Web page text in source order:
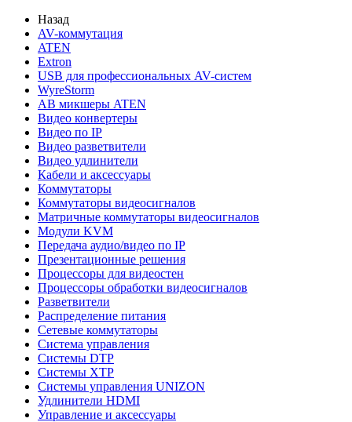
Назад
AV-коммутация
ATEN
Extron
USB для профессиональных AV-систем
WyreStorm
АВ микшеры ATEN
Видео конвертеры
Видео по IP
Видео разветвители
Видео удлинители
Кабели и аксессуары
Коммутаторы
Коммутаторы видеосигналов
Матричные коммутаторы видеосигналов
Модули KVM
Передача аудио/видео по IP
Презентационные решения
Процессоры для видеостен
Процессоры обработки видеосигналов
Разветвители
Распределение питания
Сетевые коммутаторы
Система управления
Системы DTP
Системы XTP
Системы управления UNIZON
Удлинители HDMI
Управление и аксессуары